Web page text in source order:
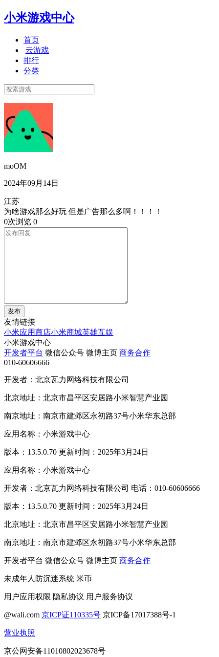
小米游戏中心
首页
云游戏
排行
分类
moOM
2024年09月14日
江苏
为啥游戏那么好玩 但是广告那么多啊！！！！
0次浏览 0
发布
友情链接
小米应用商店小米商城英雄互娱
小米游戏中心
开发者平台 微信公众号 微博主页 商务合作
010-60606666
开发者：北京瓦力网络科技有限公司
北京地址：北京市昌平区安居路小米智慧产业园
南京地址：南京市建邺区永初路37号小米华东总部
应用名称：小米游戏中心
版本：13.5.0.70 更新时间：2025年3月24日
应用名称：小米游戏中心
开发者：北京瓦力网络科技有限公司 电话：010-60606666
版本：13.5.0.70 更新时间：2025年3月24日
北京地址：北京市昌平区安居路小米智慧产业园
南京地址：南京市建邺区永初路37号小米华东总部
开发者平台 微信公众号 微博主页 商务合作
未成年人防沉迷系统 米币
用户应用权限 隐私协议 用户服务协议
@wali.com 京ICP证110335号 京ICP备17017388号-1
营业执照
京公网安备11010802023678号